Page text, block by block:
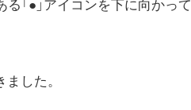
「●」アイコンを下に向かって
ました。